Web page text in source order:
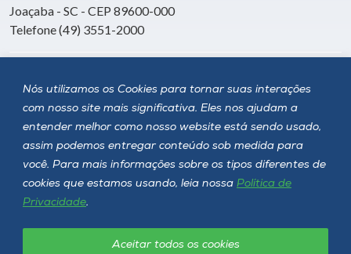
Nós utilizamos os Cookies para tornar suas interações
com nosso site mais significativa. Eles nos ajudam a
entender melhor como nosso website está sendo usado,
assim podemos entregar conteúdo sob medida para
você. Para mais informações sobre os tipos diferentes de
cookies que estamos usando, leia nossa Política de
Privacidade.
Aceitar todos os cookies
Joaçaba - SC - CEP 89600-000
Telefone (49) 3551-2000
Siga a Unoesc